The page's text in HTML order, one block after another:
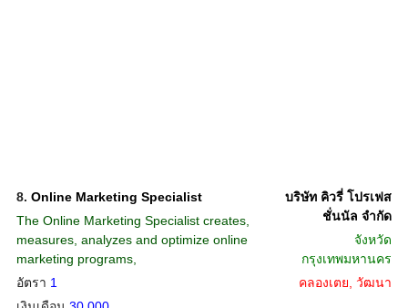
8. Online Marketing Specialist
The Online Marketing Specialist creates,
measures, analyzes and optimize online
marketing programs,
อัตรา 1
บริษัท คิวรี่ โปรเฟส
ชั่นนัล จำกัด
จังหวัด
กรุงเทพมหานคร
คลองเตย, วัฒนา